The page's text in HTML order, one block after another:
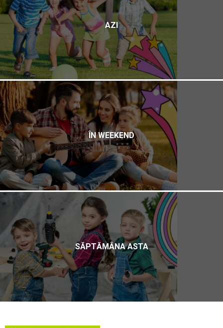
AZI
ÎN WEEKEND
SĂPTĂMÂNA ASTA